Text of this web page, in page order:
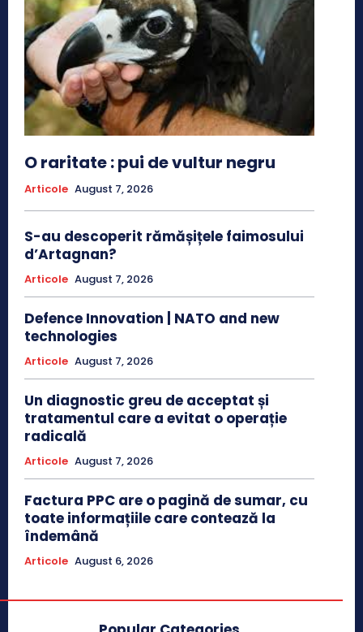
O raritate : pui de vultur negru
Articole August 7, 2026
S-au descoperit rămășițele faimosului
d’Artagnan?
Articole August 7, 2026
Defence Innovation | NATO and new
technologies
Articole August 7, 2026
Un diagnostic greu de acceptat și
tratamentul care a evitat o operație
radicală
Articole August 7, 2026
Factura PPC are o pagină de sumar, cu
toate informațiile care contează la
îndemână
Articole August 6, 2026